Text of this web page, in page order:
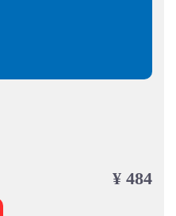
¥ 484